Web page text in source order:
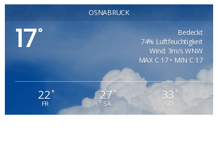
OSNABRÜCK
17°
Bedeckt
74% Luftfeuchtigkeit
Wind: 3m/s WNW
MAX C 17 • MIN C 17
22°
FR
27°
SA
33°
SO